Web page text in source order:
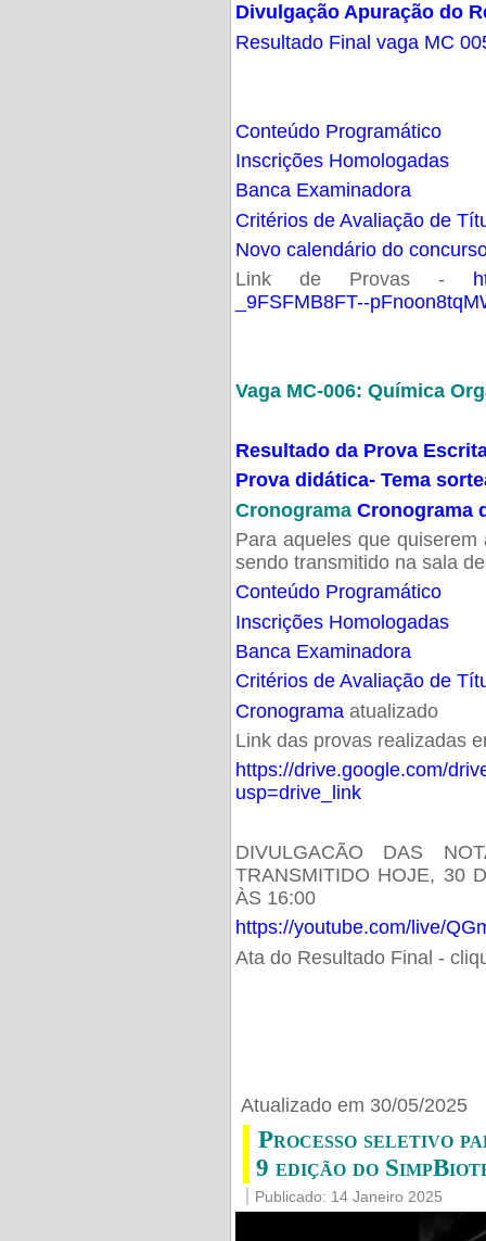
Divulgação Apuração do
Resultado Final vaga MC
Conteúdo Programático
Inscrições Homologadas
Banca Examinadora
Critérios de Avaliação de
Novo calendário do
Link de Provas -
_9FSFMB8FT--
Vaga MC-006: Química
Resultado da Prova
Prova didática- Tema
Cronograma Cronograma
Para aqueles que
sendo transmitido na sala
Conteúdo Programático
Inscrições Homologadas
Banca Examinadora
Critérios de Avaliação de
Cronogramaatualizado
Link das provas realizadas
https://drive.google.com/
usp=drive_link
DIVULGACÃO DAS
TRANSMITIDO HOJE, 30
ÀS 16:00
https://youtube.com/live/
Ata do Resultado Final -
Atualizado em 30/05/2025
Processo seletivo
9 edição do
Publicado: 14 Janeiro 2025